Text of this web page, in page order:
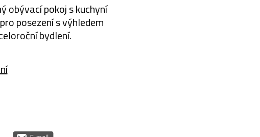
obývací pokoj s kuchyní
posezení s výhledem
bydlení.